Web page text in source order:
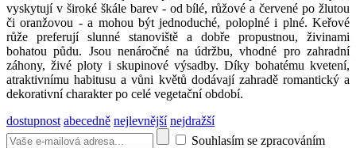
vyskytují v široké škále barev - od bílé, růžové a červené po žlutou
či oranžovou - a mohou být jednoduché, poloplné i plné. Keřové
růže preferují slunné stanoviště a dobře propustnou, živinami
bohatou půdu. Jsou nenáročné na údržbu, vhodné pro zahradní
záhony, živé ploty i skupinové výsadby. Díky bohatému kvetení,
atraktivnímu habitusu a vůni květů dodávají zahradě romantický a
dekorativní charakter po celé vegetační období.
dostupnost abecedně nejlevnější nejdražší
Souhlasím se zpracováním